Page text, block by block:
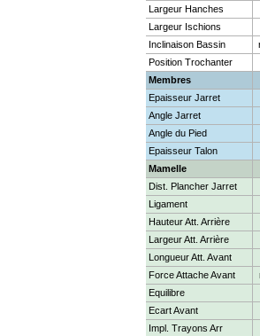
Largeur Hanches
Largeur Ischions
Inclinaison Bassin
Position Trochanter
Membres
Epaisseur Jarret
Angle Jarret
Angle du Pied
Epaisseur Talon
Mamelle
Dist. Plancher Jarret
Ligament
Hauteur Att. Arrière
Largeur Att. Arrière
Longueur Att. Avant
Force Attache Avant
Equilibre
Ecart Avant
Impl. Trayons Arr